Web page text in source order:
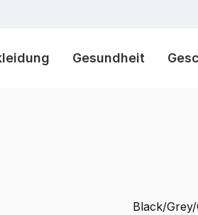
Gesundheit
Black/